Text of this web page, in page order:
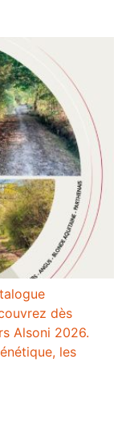
dès
Alsoni 2026.
les